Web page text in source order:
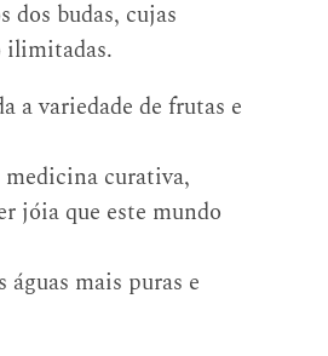
dos budas, cujas
ilimitadas.
a variedade de frutas e
curativa,
jóia que este mundo
águas mais puras e